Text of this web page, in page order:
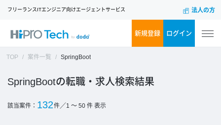
フリーランスITエンジニア向けエージェントサービス 法人の方
新規登録 ログイン
TOP 案件一覧 SpringBoot
SpringBoot
該当案件： 132件／1 ～ 50 件 表示